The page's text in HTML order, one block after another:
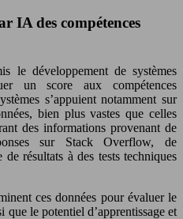
IA des compétences
le développement de systèmes
un score aux compétences
s’appuient notamment sur
bien plus vastes que celles
des informations provenant de
sur Stack Overflow, de
résultats à des tests techniques
ces données pour évaluer le
que le potentiel d’apprentissage et